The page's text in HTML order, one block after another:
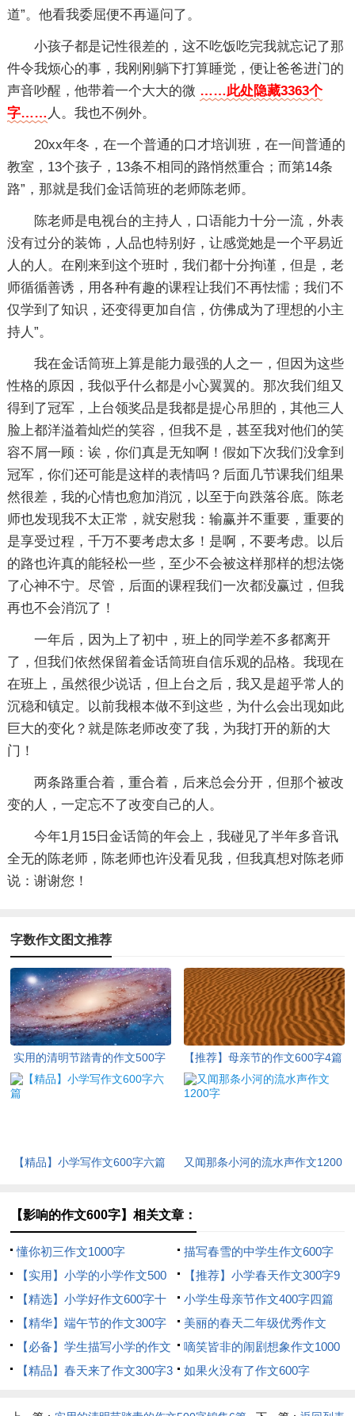
道”。他看我委屈便不再逼问了。
小孩子都是记性很差的，这不吃饭吃完我就忘记了那
件令我烦心的事，我刚刚躺下打算睡觉，便让爸爸进门的
声音吵醒，他带着一个大大的微 ……此处隐藏3363个
字…… 人。我也不例外。
20xx年冬，在一个普通的口才培训班，在一间普通的
教室，13个孩子，13条不相同的路悄然重合；而第14条
路”，那就是我们金话筒班的老师陈老师。
陈老师是电视台的主持人，口语能力十分一流，外表
没有过分的装饰，人品也特别好，让感觉她是一个平易近
人的人。在刚来到这个班时，我们都十分拘谨，但是，老
师循循善诱，用各种有趣的课程让我们不再怯懦；我们不
仅学到了知识，还变得更加自信，仿佛成为了理想的小主
持人”。
我在金话筒班上算是能力最强的人之一，但因为这些
性格的原因，我似乎什么都是小心翼翼的。那次我们组又
得到了冠军，上台领奖品是我都是提心吊胆的，其他三人
脸上都洋溢着灿烂的笑容，但我不是，甚至我对他们的笑
容不屑一顾：诶，你们真是无知啊！假如下次我们没拿到
冠军，你们还可能是这样的表情吗？后面几节课我们组果
然很差，我的心情也愈加消沉，以至于向跌落谷底。陈老
师也发现我不太正常，就安慰我：输赢并不重要，重要的
是享受过程，千万不要考虑太多！是啊，不要考虑。以后
的路也许真的能轻松一些，至少不会被这样那样的想法饶
了心神不宁。尽管，后面的课程我们一次都没赢过，但我
再也不会消沉了！
一年后，因为上了初中，班上的同学差不多都离开
了，但我们依然保留着金话筒班自信乐观的品格。我现在
在班上，虽然很少说话，但上台之后，我又是超乎常人的
沉稳和镇定。以前我根本做不到这些，为什么会出现如此
巨大的变化？就是陈老师改变了我，为我打开的新的大
门！
两条路重合着，重合着，后来总会分开，但那个被改
变的人，一定忘不了改变自己的人。
今年1月15日金话筒的年会上，我碰见了半年多音讯
全无的陈老师，陈老师也许没看见我，但我真想对陈老师
说：谢谢您！
字数作文图文推荐
实用的清明节踏青的作文500字
锦集6篇
【推荐】母亲节的作文600字4篇
【精品】小学写作文600字六篇
又闻那条小河的流水声作文1200
【影响的作文600字】相关文章：
懂你初三作文1000字
描写春雪的中学生作文600字
【实用】小学的小学作文500
字10篇
【推荐】小学春天作文300字9
篇
【精选】小学好作文600字十
篇
小学生母亲节作文400字四篇
【精华】端午节的作文300字
合集10篇
美丽的春天二年级优秀作文
200字（精选40篇）
【必备】学生描写小学的作文
700字3篇
嘀笑皆非的闹剧想象作文1000
字
【精品】春天来了作文300字3
如果火没有了作文600字